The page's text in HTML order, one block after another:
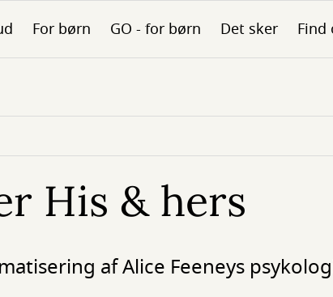
For børn GO - for børn Det sker Find
His & hers
af Alice Feeneys